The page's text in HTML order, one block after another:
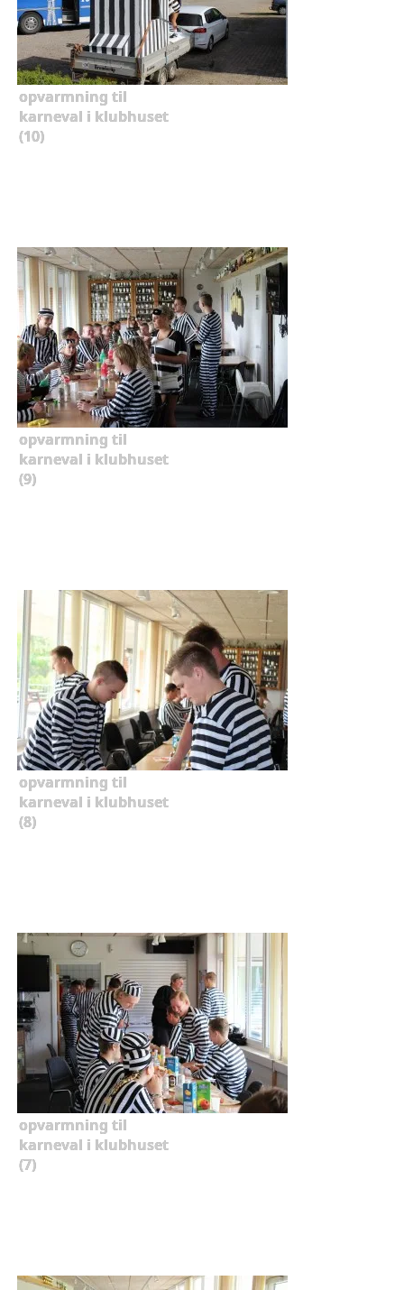
opvarmning til
karneval i klubhuset
(10)
opvarmning til
karneval i klubhuset
(9)
opvarmning til
karneval i klubhuset
(8)
opvarmning til
karneval i klubhuset
(7)